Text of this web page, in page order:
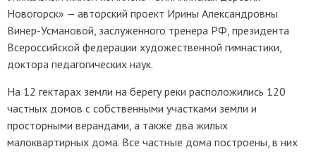
Новогорск» — авторский проект Ирины Александровны
Винер-Усмановой, заслуженного тренера РФ, президента
Всероссийской федерации художественной гимнастики,
доктора педагогических наук.
На 12 гектарах земли на берегу реки расположились 120
частных домов с собственными участками земли и
просторными верандами, а также два жилых
малоквартирных дома. Все частные дома построены, в них